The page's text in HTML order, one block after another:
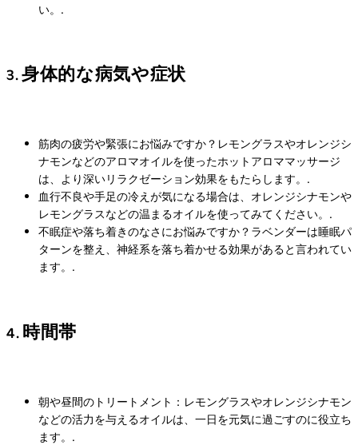
い。.
3. 身体的な病気や症状
筋肉の疲労や緊張にお悩みですか？レモングラスやオレンジシ
ナモンなどのアロマオイルを使ったホットアロママッサージ
は、より深いリラクゼーション効果をもたらします。.
血行不良や手足の冷えが気になる場合は、オレンジシナモンや
レモングラスなどの温まるオイルを使ってみてください。.
不眠症や落ち着きのなさにお悩みですか？ラベンダーは睡眠パ
ターンを整え、神経系を落ち着かせる効果があると言われてい
ます。.
4. 時間帯
朝や昼間のトリートメント：レモングラスやオレンジシナモン
などの活力を与えるオイルは、一日を元気に過ごすのに役立ち
ます。.